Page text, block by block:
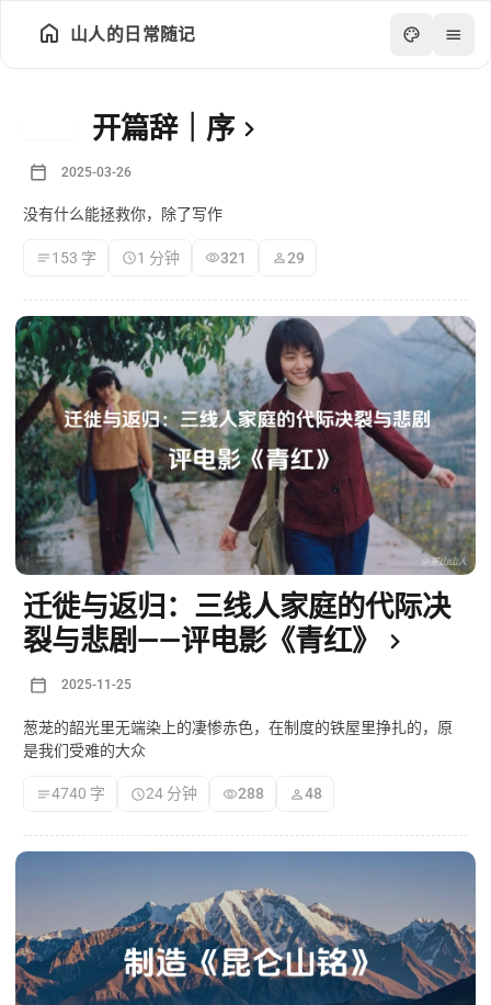
山人的日常随记
数据
统计
状态
开篇辞｜序
2025-03-26
没有什么能拯救你，除了写作
153 字 1 分钟 321 29
迁徙与返归：三线人家庭的代际决
裂与悲剧——评电影《青红》
2025-11-25
葱茏的韶光里无端染上的凄惨赤色，在制度的铁屋里挣扎的，原
是我们受难的大众
4740 字 24 分钟 288 48